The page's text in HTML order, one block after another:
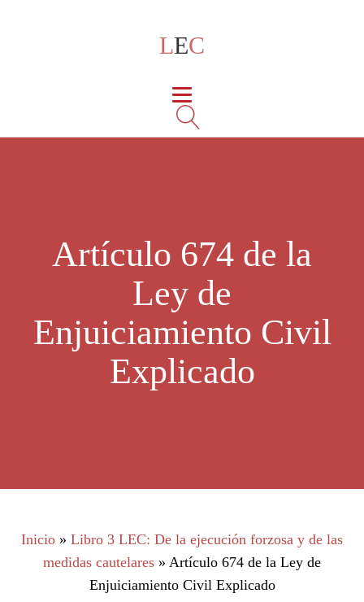
LEC
Artículo 674 de la
Ley de
Enjuiciamiento Civil
Explicado
Inicio » Libro 3 LEC: De la ejecución forzosa y de las
medidas cautelares » Artículo 674 de la Ley de
Enjuiciamiento Civil Explicado